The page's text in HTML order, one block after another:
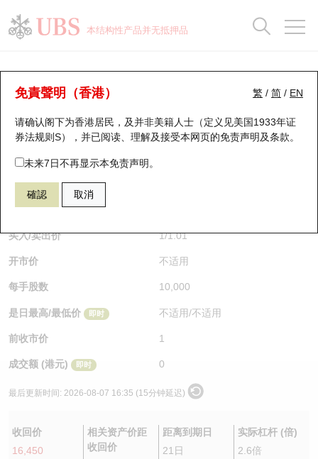
本结构性产品并无抵押品
繁 / 简 / EN
免責聲明（香港）
请确认阁下为香港居民，及并非美籍人士（定义见美国1933年证
券法规则S），并已阅读、理解及接受本网页的免责声明及条款。
未来7日不再显示本免责声明。
確認 取消
牛熊证分析仪
表现 街货统计 比较
66747 瑞银牛证 HSI 恒生指数
即时
买入/卖出价 1/1.01
开市价 不适用
每手股数 10,000
是日最高/最低价 即时 不适用/不适用
前收市价 1
成交额 (港元) 即时 0
最后更新时间: 2026-08-07 16:35 (15分钟延迟)
收回价
16,450
相关资产价距
收回价
距离到期日
21日
实际杠杆 (倍)
2.6倍
瑞银认股证一览
新发行瑞银认股证
即将到期认股证
认股证到期结算价查找
认股证分析仪
认股证速算机
认股证/牛熊证日志
认股证文件及公告
街货统计
比较
牛熊全景快搜
牛熊证搜寻
牛熊证街货分布图
正股牛熊证列表
新发行瑞银牛熊证
已收回牛熊证剩余价值
牛熊证到期结算价查找
牛熊证分析仪
牛熊证文件及公告
街货统计
比较
十大升幅/跌幅
十大认股证成交分布
十天股证占大市成交
资金流
街货统计
三十大平均引伸波幅
正股分析仪
二十大活跃股份
恒指成份股
国指成份股
科指成份股
相关资产沽空
中资ETFs溢价比较
AH 股价对照
持股比重
显示所有持股比重
每月轮证大市专题
轮证专栏
讲座及教育短片
认股证投资者教育
牛熊证投资者教育
认股证牛熊证常问问题